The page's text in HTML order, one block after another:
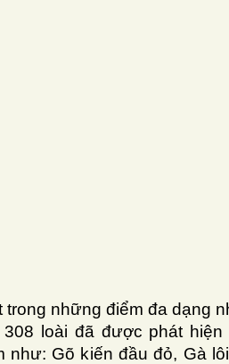
trong những điểm đa dạng
loài đã được phát
như: Gõ kiến đầu đỏ, Gà